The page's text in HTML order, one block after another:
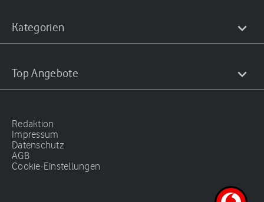
Kategorien
Top Angebote
Redaktion
Impressum
Datenschutz
AGB
Cookie-Einstellungen